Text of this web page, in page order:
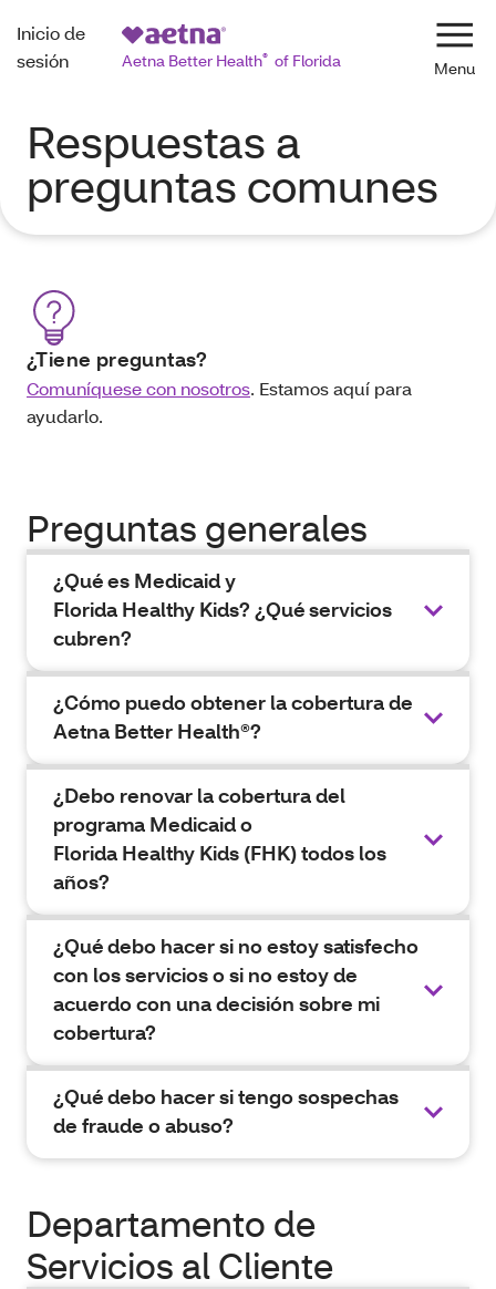
Inicio de
sesión
Aetna Better Health® of Florida
Respuestas a
preguntas comunes
¿Tiene preguntas?
Comuníquese con nosotros. Estamos aquí para
ayudarlo.
Preguntas generales
¿Qué es Medicaid y
Florida Healthy Kids? ¿Qué servicios
cubren?
¿Cómo puedo obtener la cobertura de
Aetna Better Health®?
¿Debo renovar la cobertura del
programa Medicaid o
Florida Healthy Kids (FHK) todos los
años?
¿Qué debo hacer si no estoy satisfecho
con los servicios o si no estoy de
acuerdo con una decisión sobre mi
cobertura?
¿Qué debo hacer si tengo sospechas
de fraude o abuso?
Departamento de
Servicios al Cliente